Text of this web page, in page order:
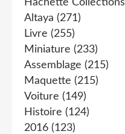
Hachette Collections
Altaya (271)
Livre (255)
Miniature (233)
Assemblage (215)
Maquette (215)
Voiture (149)
Histoire (124)
2016 (123)